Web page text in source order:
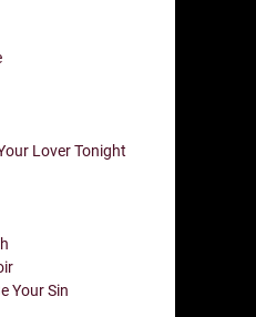
Lover Tonight
Your Sin